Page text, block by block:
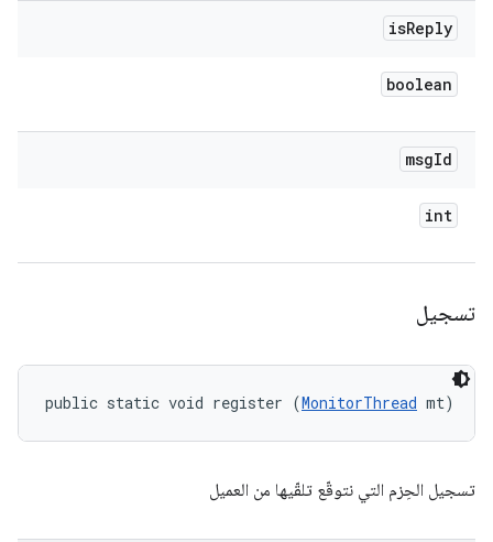
isReply
boolean
msgId
int
تسجيل
public static void register (MonitorThread mt)
تسجيل الحِزم التي نتوقّع تلقّيها من العميل